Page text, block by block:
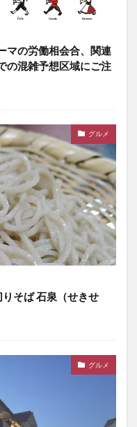
マの労働相会合、関連
の混雑予想区域にご注
グルメ
そば 石泉（せきせ
グルメ